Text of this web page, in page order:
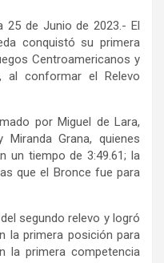
25 de Junio de 2023.- El
conquistó su primera
Centroamericanos y
al conformar el Relevo
por Miguel de Lara,
Grana, quienes
un tiempo de 3:49.61; la
que el Bronce fue para
segundo relevo y logró
la primera posición para
la primera competencia